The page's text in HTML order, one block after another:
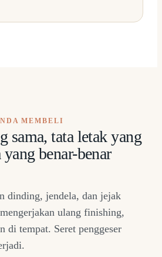
MEMBELI
sama, tata letak yang
yang benar-benar
dinding, jendela, dan jejak
ulang finishing,
di tempat. Seret penggeser